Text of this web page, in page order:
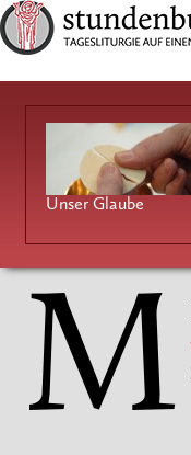
Unser Glaube
M